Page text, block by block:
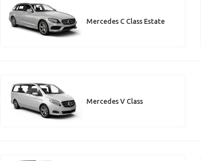
Mercedes C Class Estate
Mercedes V Class